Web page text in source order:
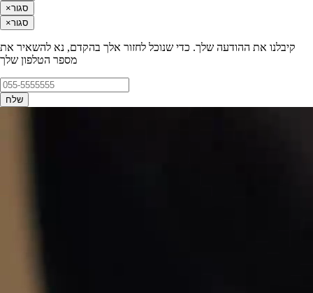
×סגור
×סגור
קיבלנו את ההודעה שלך. כדי שנוכל לחזור אלך בהקדם, נא להשאיר את
מספר הטלפון שלך
שלח